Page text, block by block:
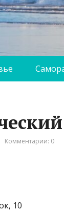
Комментарии: 0
10